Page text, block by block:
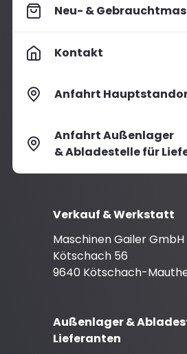
Neu- &
Kontakt
Anfahrt
Anfahrt Außenlager
& Abladestelle für
Verkauf & Werkstatt
Maschinen Gailer GmbH
Kötschach 56
9640 Kötschach-
Außenlager &
Lieferanten